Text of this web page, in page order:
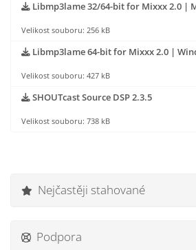
Libmp3lame 32/64-bit for Mixxx 2.0 |
Velikost souboru: 256 kB
Libmp3lame 64-bit for Mixxx 2.0 |
Velikost souboru: 427 kB
SHOUTcast Source DSP 2.3.5
Velikost souboru: 738 kB
Nejčastěji stahované
Podpora